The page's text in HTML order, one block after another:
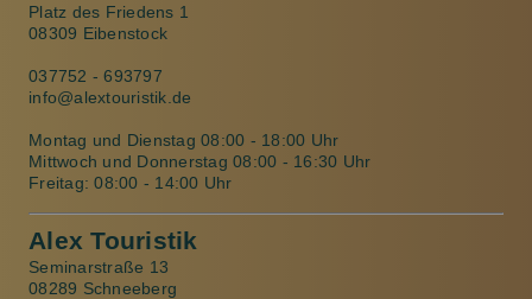
Platz des Friedens 1
08309 Eibenstock
037752 - 693797
info@alextouristik.de
Montag und Dienstag 08:00 - 18:00 Uhr
Mittwoch und Donnerstag 08:00 - 16:30 Uhr
Freitag: 08:00 - 14:00 Uhr
Alex Touristik
Seminarstraße 13
08289 Schneeberg